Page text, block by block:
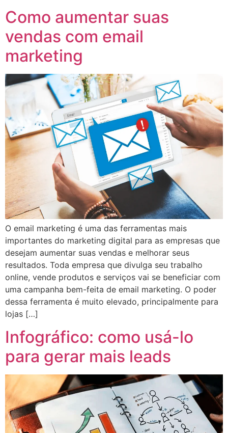
Como aumentar suas
vendas com email
marketing
O email marketing é uma das ferramentas mais
importantes do marketing digital para as empresas que
desejam aumentar suas vendas e melhorar seus
resultados. Toda empresa que divulga seu trabalho
online, vende produtos e serviços vai se beneficiar com
uma campanha bem-feita de email marketing. O poder
dessa ferramenta é muito elevado, principalmente para
lojas […]
Infográfico: como usá-lo
para gerar mais leads